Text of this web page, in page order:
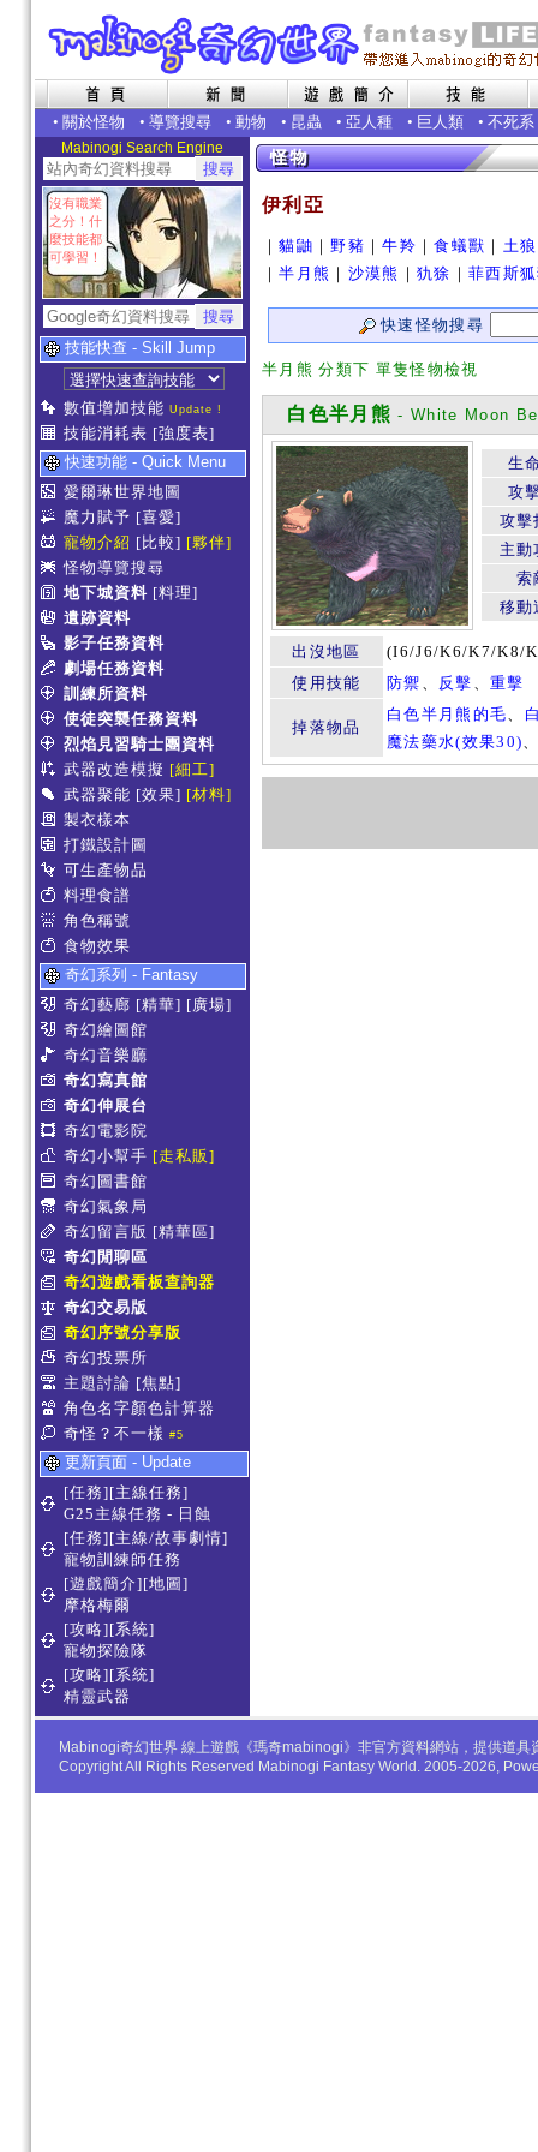
• 關於怪物 • 導覽搜尋 • 動物 • 昆蟲 • 亞人種 • 巨人類 • 不死系
Mabinogi Search Engine
沒有職業
之分！什
麼技能都
可學習！
技能快查 - Skill Jump
數值增加技能 Update !
技能消耗表 [強度表]
快速功能 - Quick Menu
愛爾琳世界地圖
魔力賦予 [喜愛]
寵物介紹 [比較] [夥伴]
怪物導覽搜尋
地下城資料 [料理]
遺跡資料
影子任務資料
劇場任務資料
訓練所資料
使徒突襲任務資料
烈焰見習騎士團資料
武器改造模擬 [細工]
武器聚能 [效果] [材料]
製衣樣本
打鐵設計圖
可生產物品
料理食譜
角色稱號
食物效果
奇幻系列 - Fantasy
奇幻藝廊 [精華] [廣場]
奇幻繪圖館
奇幻音樂廳
奇幻寫真館
奇幻伸展台
奇幻電影院
奇幻小幫手 [走私販]
奇幻圖書館
奇幻氣象局
奇幻留言版 [精華區]
奇幻閒聊區
奇幻遊戲看板查詢器
奇幻交易版
奇幻序號分享版
奇幻投票所
主題討論 [焦點]
角色名字顏色計算器
奇怪？不一樣 #5
更新頁面 - Update
[任務][主線任務]
G25主線任務 - 日蝕
[任務][主線/故事劇情]
寵物訓練師任務
[遊戲簡介][地圖]
摩格梅爾
[攻略][系統]
寵物探險隊
[攻略][系統]
精靈武器
伊利亞
｜貓鼬 ｜野豬 ｜牛羚 ｜食蟻獸 ｜ 土狼
｜半月熊 ｜ 沙漠熊 ｜犰狳 ｜菲西斯
快速怪物搜尋
半月熊 分類下 單隻怪物檢視
白色半月熊 - White Moon
生
攻
攻擊
主動
索
移動
出沒地區
(I6/J6/K6/K7/K8/
使用技能
防禦 、 反擊 、重擊
掉落物品
白色半月熊的毛、
魔法藥水(效果30)
Mabinogi奇幻世界 線上遊戲《瑪奇mabinogi》非官方資料網站，提供道
Copyright All Rights Reserved Mabinogi Fantasy World. 2005-2026,